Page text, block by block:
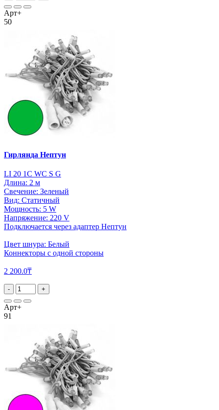
Арт+
50
Гирлянда Нептун
LI 20 1C WC S G
Длина: 2 м
Свечение: Зеленый
Вид: Статичный
Мощность: 5 W
Напряжение: 220 V
Подключается через адаптер Нептун
Цвет шнура: Белый
Коннекторы с одной стороны
2 200.0₸
- +
Арт+
91